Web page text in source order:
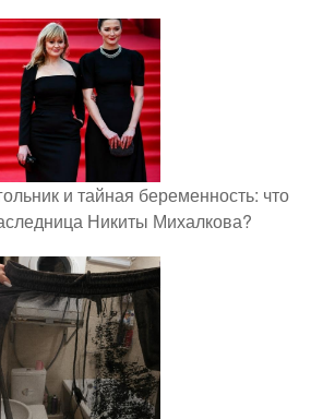
и тайная беременность: что
Никиты Михалкова?